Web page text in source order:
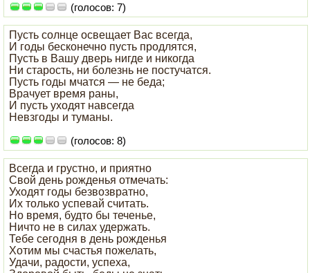
(голосов: 7)
Пусть солнце освещает Вас всегда,
И годы бесконечно пусть продлятся,
Пусть в Вашу дверь нигде и никогда
Ни старость, ни болезнь не постучатся.
Пусть годы мчатся — не беда;
Врачует время раны,
И пусть уходят навсегда
Невзгоды и туманы.
(голосов: 8)
Всегда и грустно, и приятно
Свой день рожденья отмечать:
Уходят годы безвозвратно,
Их только успевай считать.
Но время, будто бы теченье,
Ничто не в силах удержать.
Тебе сегодня в день рожденья
Хотим мы счастья пожелать,
Удачи, радости, успеха,